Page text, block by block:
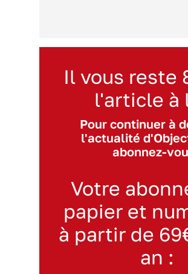
Il vous reste
l'article à
Pour continuer à
l'actualité
abonnez-
Votre
papier et
à partir de
an :